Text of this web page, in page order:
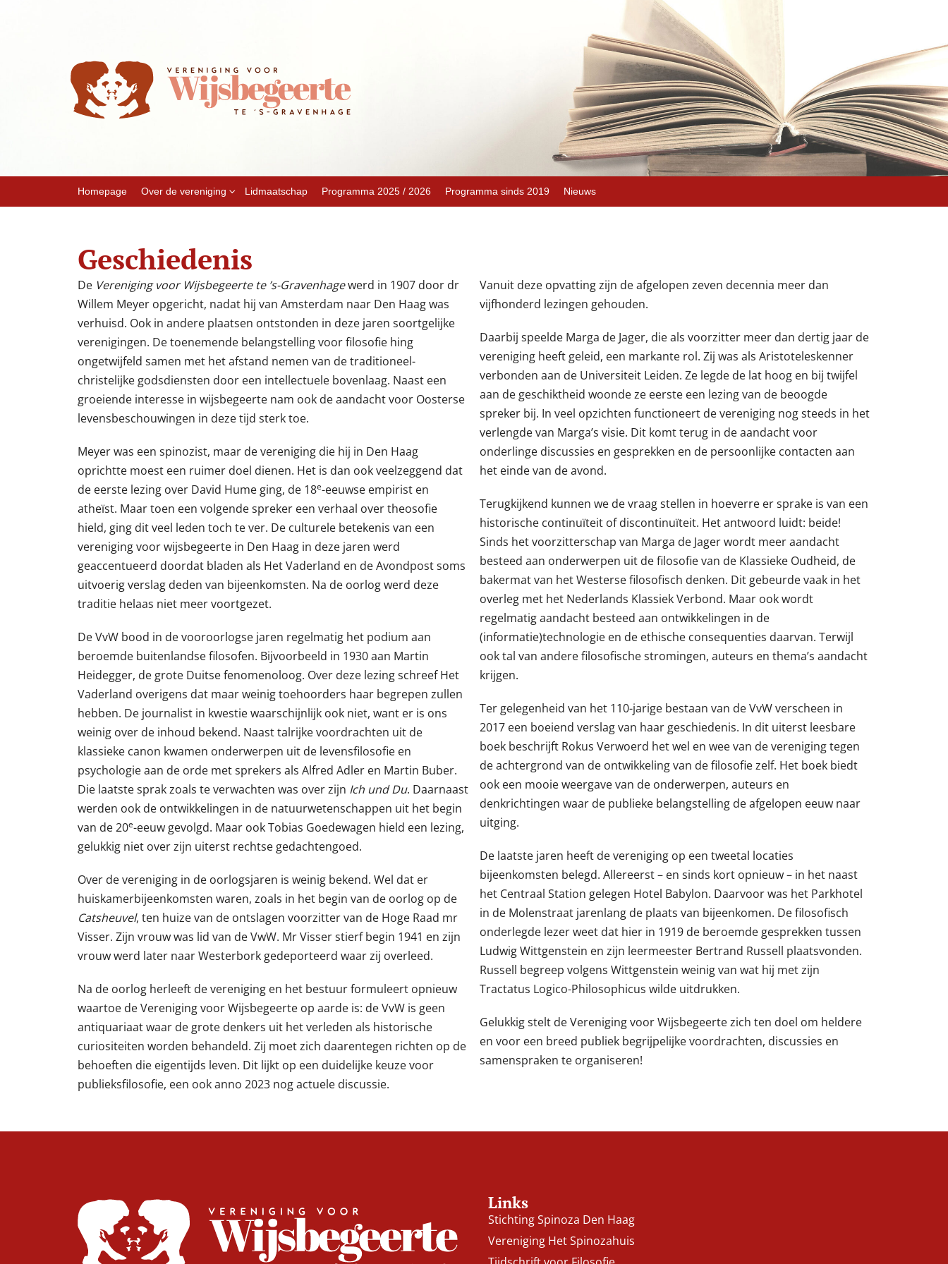
Homepage Over de vereniging Lidmaatschap Programma 2025 / 2026 Programma sinds 2019 Nieuws
Geschiedenis
De Vereniging voor Wijsbegeerte te ’s-Gravenhagewerd in 1907 door dr
Willem Meyer opgericht, nadat hij van Amsterdam naar Den Haag was
verhuisd. Ook in andere plaatsen ontstonden in deze jaren soortgelijke
verenigingen. De toenemende belangstelling voor filosofie hing
ongetwijfeld samen met het afstand nemen van de traditioneel-
christelijke godsdiensten door een intellectuele bovenlaag. Naast een
groeiende interesse in wijsbegeerte nam ook de aandacht voor Oosterse
levensbeschouwingen in deze tijd sterk toe.
Meyer was een spinozist, maar de vereniging die hij in Den Haag
oprichtte moest een ruimer doel dienen. Het is dan ook veelzeggend dat
de eerste lezing over David Hume ging, de 18e-eeuwse empirist en
atheïst. Maar toen een volgende spreker een verhaal over theosofie
hield, ging dit veel leden toch te ver. De culturele betekenis van een
vereniging voor wijsbegeerte in Den Haag in deze jaren werd
geaccentueerd doordat bladen als Het Vaderland en de Avondpost soms
uitvoerig verslag deden van bijeenkomsten. Na de oorlog werd deze
traditie helaas niet meer voortgezet.
De VvW bood in de vooroorlogse jaren regelmatig het podium aan
beroemde buitenlandse filosofen. Bijvoorbeeld in 1930 aan Martin
Heidegger, de grote Duitse fenomenoloog. Over deze lezing schreef Het
Vaderland overigens dat maar weinig toehoorders haar begrepen zullen
hebben. De journalist in kwestie waarschijnlijk ook niet, want er is ons
weinig over de inhoud bekend. Naast talrijke voordrachten uit de
klassieke canon kwamen onderwerpen uit de levensfilosofie en
psychologie aan de orde met sprekers als Alfred Adler en Martin Buber.
Die laatste sprak zoals te verwachten was over zijn Ich und Du. Daarnaast
werden ook de ontwikkelingen in de natuurwetenschappen uit het begin
van de 20e-eeuw gevolgd. Maar ook Tobias Goedewagen hield een lezing,
gelukkig niet over zijn uiterst rechtse gedachtengoed.
Over de vereniging in de oorlogsjaren is weinig bekend. Wel dat er
huiskamerbijeenkomsten waren, zoals in het begin van de oorlog op de
Catsheuvel, ten huize van de ontslagen voorzitter van de Hoge Raad mr
Visser. Zijn vrouw was lid van de VwW. Mr Visser stierf begin 1941 en zijn
vrouw werd later naar Westerbork gedeporteerd waar zij overleed.
Na de oorlog herleeft de vereniging en het bestuur formuleert opnieuw
waartoe de Vereniging voor Wijsbegeerte op aarde is: de VvW is geen
antiquariaat waar de grote denkers uit het verleden als historische
curiositeiten worden behandeld. Zij moet zich daarentegen richten op de
behoeften die eigentijds leven. Dit lijkt op een duidelijke keuze voor
publieksfilosofie, een ook anno 2023 nog actuele discussie.
Vanuit deze opvatting zijn de afgelopen zeven decennia meer dan
vijfhonderd lezingen gehouden.
Daarbij speelde Marga de Jager, die als voorzitter meer dan dertig jaar de
vereniging heeft geleid, een markante rol. Zij was als Aristoteleskenner
verbonden aan de Universiteit Leiden. Ze legde de lat hoog en bij twijfel
aan de geschiktheid woonde ze eerste een lezing van de beoogde
spreker bij. In veel opzichten functioneert de vereniging nog steeds in het
verlengde van Marga’s visie. Dit komt terug in de aandacht voor
onderlinge discussies en gesprekken en de persoonlijke contacten aan
het einde van de avond.
Terugkijkend kunnen we de vraag stellen in hoeverre er sprake is van een
historische continuïteit of discontinuïteit. Het antwoord luidt: beide!
Sinds het voorzitterschap van Marga de Jager wordt meer aandacht
besteed aan onderwerpen uit de filosofie van de Klassieke Oudheid, de
bakermat van het Westerse filosofisch denken. Dit gebeurde vaak in het
overleg met het Nederlands Klassiek Verbond. Maar ook wordt
regelmatig aandacht besteed aan ontwikkelingen in de
(informatie)technologie en de ethische consequenties daarvan. Terwijl
ook tal van andere filosofische stromingen, auteurs en thema’s aandacht
krijgen.
Ter gelegenheid van het 110-jarige bestaan van de VvW verscheen in
2017 een boeiend verslag van haar geschiedenis. In dit uiterst leesbare
boek beschrijft Rokus Verwoerd het wel en wee van de vereniging tegen
de achtergrond van de ontwikkeling van de filosofie zelf. Het boek biedt
ook een mooie weergave van de onderwerpen, auteurs en
denkrichtingen waar de publieke belangstelling de afgelopen eeuw naar
uitging.
De laatste jaren heeft de vereniging op een tweetal locaties
bijeenkomsten belegd. Allereerst – en sinds kort opnieuw – in het naast
het Centraal Station gelegen Hotel Babylon. Daarvoor was het Parkhotel
in de Molenstraat jarenlang de plaats van bijeenkomen. De filosofisch
onderlegde lezer weet dat hier in 1919 de beroemde gesprekken tussen
Ludwig Wittgenstein en zijn leermeester Bertrand Russell plaatsvonden.
Russell begreep volgens Wittgenstein weinig van wat hij met zijn
Tractatus Logico-Philosophicus wilde uitdrukken.
Gelukkig stelt de Vereniging voor Wijsbegeerte zich ten doel om heldere
en voor een breed publiek begrijpelijke voordrachten, discussies en
samenspraken te organiseren!
Links
Stichting Spinoza Den Haag
Vereniging Het Spinozahuis